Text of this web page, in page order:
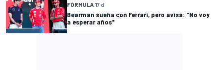
FÓRMULA 17 d
Bearman sueña con Ferrari, pero avisa: "No voy
a esperar años"